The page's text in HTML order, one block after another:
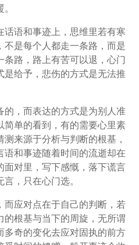
。
话语和事迹上，思维里若有寒
是每个人都走一条路，而是
条路，路上有苦可以退，心门
给予，悲伤的方式是无法推
的，而表达的方式是为别人准
简单的看到，有的需要心里素
来源于分析与判断的根基，
语和事迹随着时间的流逝却在
面对里，写下感慨，落下谎言
，只在心门选。
而应对点在于自己的判断，若
的根基与当下的周旋，无所谓
多奇的变化去应对固执的前方